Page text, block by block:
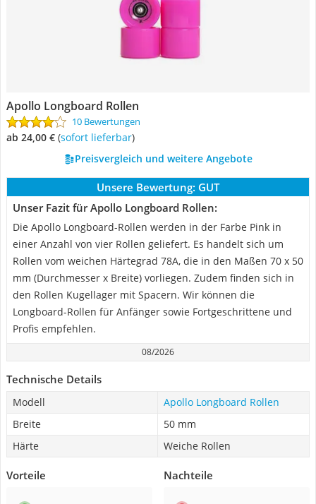
Apollo Longboard Rollen
10 Bewertungen
ab 24,00 € ( Sofort lieferbar)
Preisvergleich und weitere Angebote
Unsere Bewertung: GUT
Unser Fazit für Apollo Longboard Rollen:
Die Apollo Longboard-Rollen werden in der Farbe Pink in
einer Anzahl von vier Rollen geliefert. Es handelt sich um
Rollen vom weichen Härtegrad 78A, die in den Maßen 70 x 50
mm (Durchmesser x Breite) vorliegen. Zudem finden sich in
den Rollen Kugellager mit Spacern. Wir können die
Longboard-Rollen für Anfänger sowie Fortgeschrittene und
Profis empfehlen.
08/2026
Technische Details
Modell
Apollo Longboard Rollen
Breite
50 mm
Härte
Weiche Rollen
Vorteile Nachteile